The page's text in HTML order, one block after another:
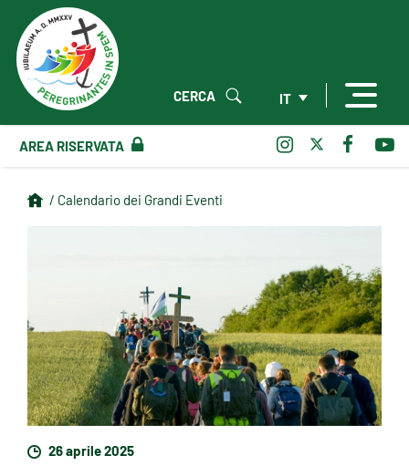
IT
CERCA
AREA RISERVATA
/ Calendario dei Grandi Eventi
26 aprile 2025